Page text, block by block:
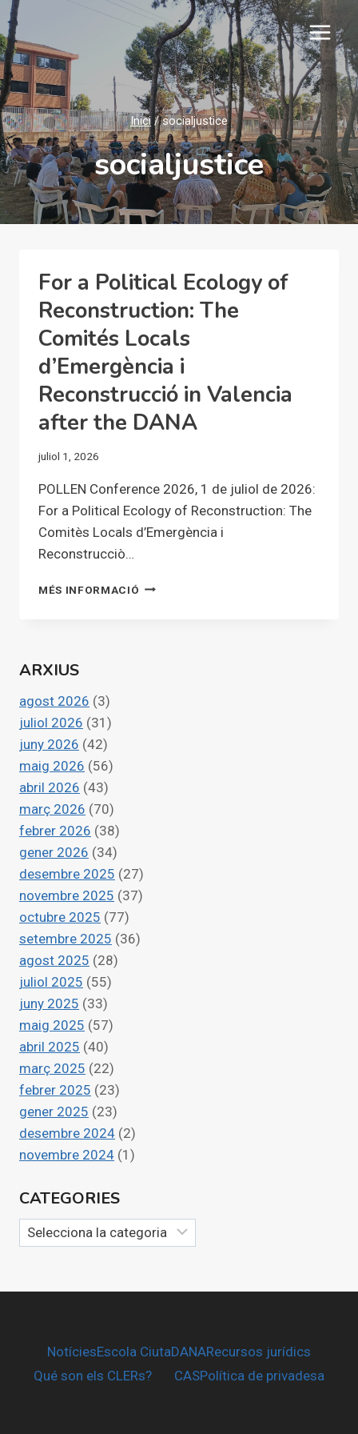
Vés
al
contingut
Inici / socialjustice
socialjustice
For a Political Ecology of
Reconstruction: The
Comités Locals
d’Emergència i
Reconstrucció in Valencia
after the DANA
juliol 1, 2026
POLLEN Conference 2026, 1 de juliol de 2026:
For a Political Ecology of Reconstruction: The
Comitès Locals d’Emergència i
Reconstrucciò…
MÉS INFORMACIÓ FOR
ARXIUS
agost 2026 (3)
juliol 2026 (31)
juny 2026 (42)
maig 2026 (56)
abril 2026 (43)
març 2026 (70)
febrer 2026 (38)
gener 2026 (34)
desembre 2025 (27)
novembre 2025 (37)
octubre 2025 (77)
setembre 2025 (36)
agost 2025 (28)
juliol 2025 (55)
juny 2025 (33)
maig 2025 (57)
abril 2025 (40)
març 2025 (22)
febrer 2025 (23)
gener 2025 (23)
desembre 2024 (2)
novembre 2024 (1)
CATEGORIES
Categories
NotíciesEscola CiutaDANARecursos jurídics
Qué son els CLERs?
CASPolítica de privadesa